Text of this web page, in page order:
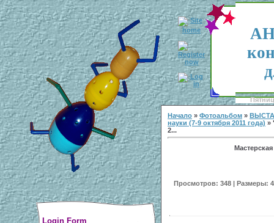
Login Form
Начало » Фотоальбом »
науки (7-9 октября 2011 года) »
2...
Просмотров: 348 | Размеры: